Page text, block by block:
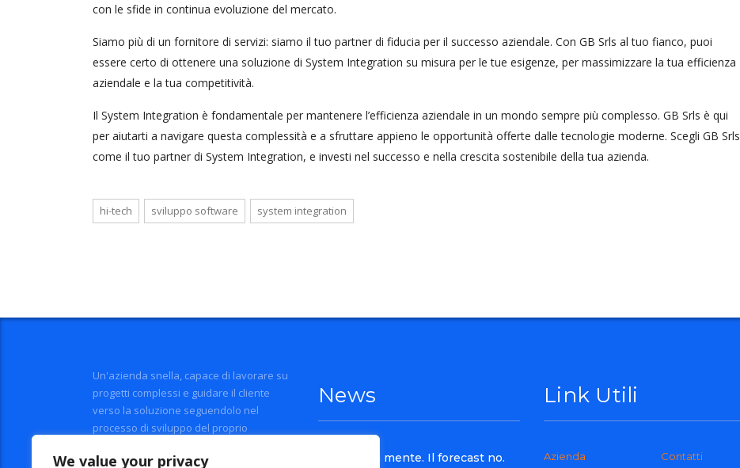
We value your privacy
con le sfide in continua evoluzione del mercato.
Siamo più di un fornitore di servizi: siamo il tuo partner di fiducia per il successo aziendale. Con GB Srls al tuo fianco, puoi
essere certo di ottenere una soluzione di System Integration su misura per le tue esigenze, per massimizzare la tua efficienza
aziendale e la tua competitività.
Il System Integration è fondamentale per mantenere l’efficienza aziendale in un mondo sempre più complesso. GB Srls è qui
per aiutarti a navigare questa complessità e a sfruttare appieno le opportunità offerte dalle tecnologie moderne. Scegli GB Srls
come il tuo partner di System Integration, e investi nel successo e nella crescita sostenibile della tua azienda.
hi-tech sviluppo software system integration
Un'azienda snella, capace di lavorare su
progetti complessi e guidare il cliente
verso la soluzione seguendolo nel
processo di sviluppo del proprio
News
Il budget ti mente. Il forecast no.
Link Utili
Azienda Contatti